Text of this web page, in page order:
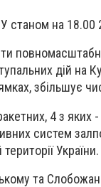
станом на
дій на
збільшує
4 з яких -
систем
України.
та